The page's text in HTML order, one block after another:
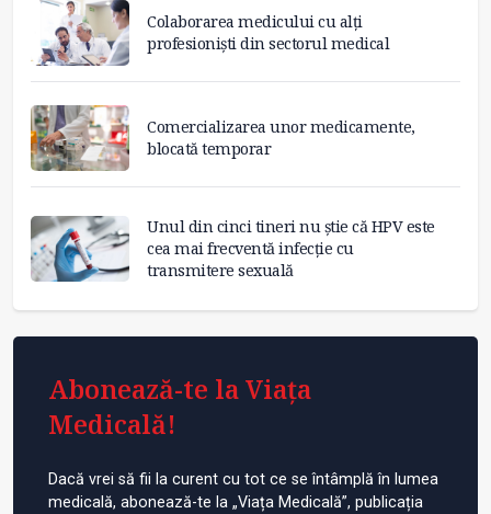
Colaborarea medicului cu alți
profesioniști din sectorul medical
Comercializarea unor medicamente,
blocată temporar
Unul din cinci tineri nu știe că HPV este
cea mai frecventă infecție cu
transmitere sexuală
Abonează-te la Viața
Medicală!
Dacă vrei să fii la curent cu tot ce se întâmplă în lumea
medicală, abonează-te la „Viața Medicală”, publicația